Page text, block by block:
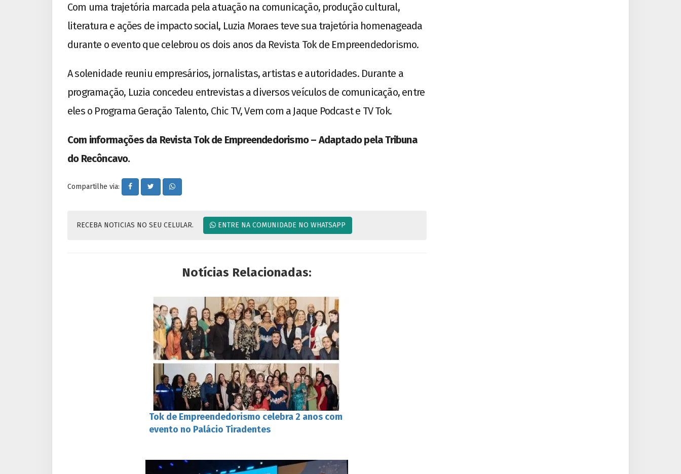
Com uma trajetória marcada pela atuação na comunicação, produção cultural,
literatura e ações de impacto social, Luzia Moraes teve sua trajetória homenageada
durante o evento que celebrou os dois anos da Revista Tok de Empreendedorismo.
A solenidade reuniu empresários, jornalistas, artistas e autoridades. Durante a
programação, Luzia concedeu entrevistas a diversos veículos de comunicação, entre
eles o Programa Geração Talento, Chic TV, Vem com a Jaque Podcast e TV Tok.
Com informações da Revista Tok de Empreendedorismo – Adaptado pela Tribuna
do Recôncavo.
Compartilhe via:
RECEBA NOTICIAS NO SEU CELULAR. ENTRE NA COMUNIDADE NO WHATSAPP
Notícias Relacionadas:
Tok de Empreendedorismo celebra 2 anos com
evento no Palácio Tiradentes